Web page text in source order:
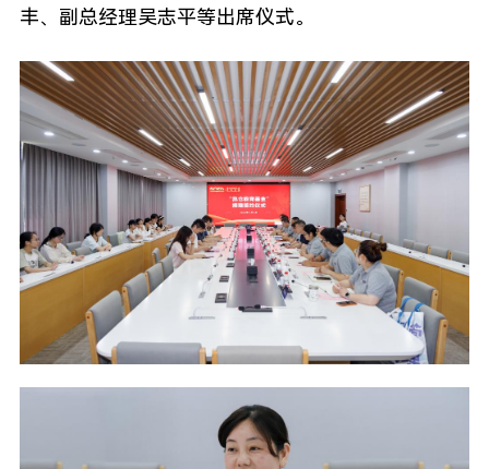
丰、副总经理吴志平等出席仪式。